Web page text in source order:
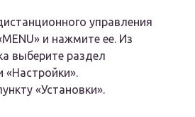
управления
и нажмите ее. Из
выберите раздел
«Настройки».
«Установки».